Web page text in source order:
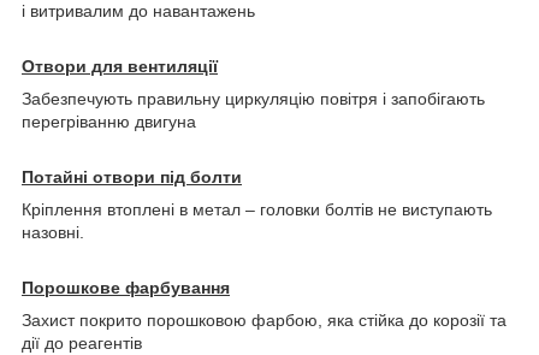
і витривалим до навантажень
Отвори для вентиляції
Забезпечують правильну циркуляцію повітря і запобігають
перегріванню двигуна
Потайні отвори під болти
Кріплення втоплені в метал – головки болтів не виступають
назовні.
Порошкове фарбування
Захист покрито порошковою фарбою, яка стійка до корозії та
дії до реагентів